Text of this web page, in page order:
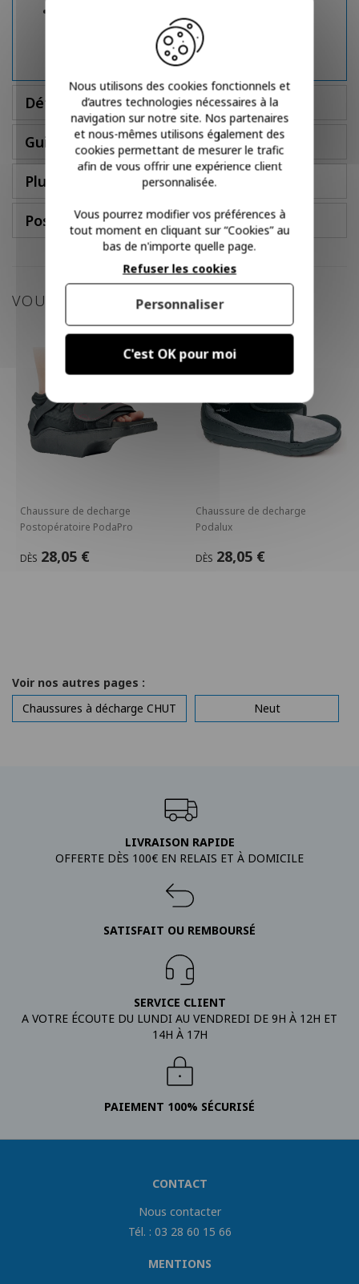
Détails
Guide des tailles
Plus d'infos
Poser une question
VOUS POURRIEZ AIMER
Chaussure de decharge
Postopératoire PodaPro
DÈS 28,05 €
Chaussure de decharge
Podalux
DÈS 28,05 €
Voir nos autres pages :
Chaussures à décharge CHUT
Neut
LIVRAISON RAPIDE
OFFERTE DÈS 100€ EN RELAIS ET À DOMICILE
SATISFAIT OU REMBOURSÉ
SERVICE CLIENT
A VOTRE ÉCOUTE DU LUNDI AU VENDREDI DE 9H À 12H ET
14H À 17H
PAIEMENT 100% SÉCURISÉ
CONTACT
Nous contacter
Tél. : 03 28 60 15 66
MENTIONS
Nous utilisons des cookies fonctionnels et
d’autres technologies nécessaires à la
navigation sur notre site. Nos partenaires
et nous-mêmes utilisons également des
cookies permettant de mesurer le trafic
afin de vous offrir une expérience client
personnalisée.
Vous pourrez modifier vos préférences à
tout moment en cliquant sur “Cookies” au
bas de n'importe quelle page.
C'est OK pour moi
Refuser les cookies
Personnaliser